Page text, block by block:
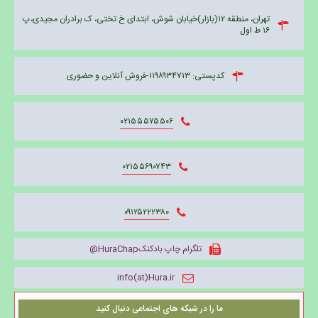
تهران، منطقه ۱۲(بازار)خیابان شوش، ابتدای خ تختی، ک برادران مجیدی،پ
۱۶ ط اول
کدپستی: ۱۱۹۸۹۳۴۷۱۳-فروش آنلاین و حضوری
۰۲۱۵۵۵۷۵۵۰۶
۰۲۱۵۵۶۹۰۷۴۳
۰۹۱۲۵۲۲۲۳۸۰
تلگرام چاپ بادکنکHuraChap@
info(at)Hura.ir
ما را در شبکه های اجتماعی دنبال کنید